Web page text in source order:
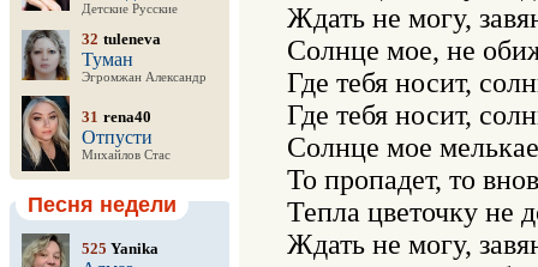
Детские Русские
32 tuleneva
Туман
Эгромжан Александр
31 rena40
Отпусти
Михайлов Стас
Песня недели
525 Yanika
Ждать не могу,
Солнце мое, не
Где тебя носит,
Где тебя носит,
Солнце мое
То пропадет, то
Тепла цветочку не
Ждать не могу,